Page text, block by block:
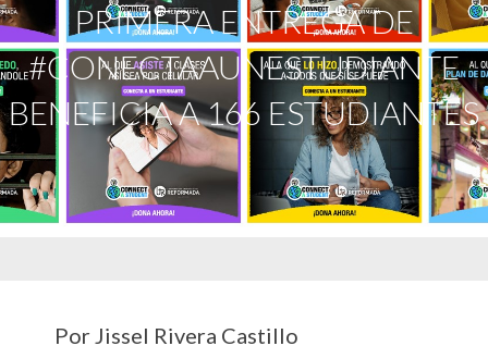
PRIMERA ENTREGA DE
#CONECTAAUNESTUDIANTE
BENEFICIA A 166 ESTUDIANTES
Por Jissel Rivera Castillo